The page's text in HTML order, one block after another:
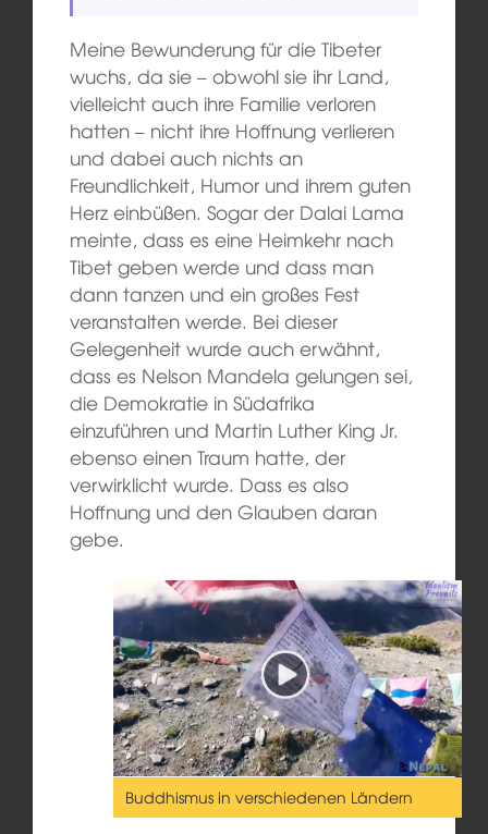
Meine Bewunderung für die Tibeter
wuchs, da sie – obwohl sie ihr Land,
vielleicht auch ihre Familie verloren
hatten – nicht ihre Hoffnung verlieren
und dabei auch nichts an
Freundlichkeit, Humor und ihrem guten
Herz einbüßen. Sogar der Dalai Lama
meinte, dass es eine Heimkehr nach
Tibet geben werde und dass man
dann tanzen und ein großes Fest
veranstalten werde. Bei dieser
Gelegenheit wurde auch erwähnt,
dass es Nelson Mandela gelungen sei,
die Demokratie in Südafrika
einzuführen und Martin Luther King Jr.
ebenso einen Traum hatte, der
verwirklicht wurde. Dass es also
Hoffnung und den Glauben daran
gebe.
Buddhismus in verschiedenen Ländern